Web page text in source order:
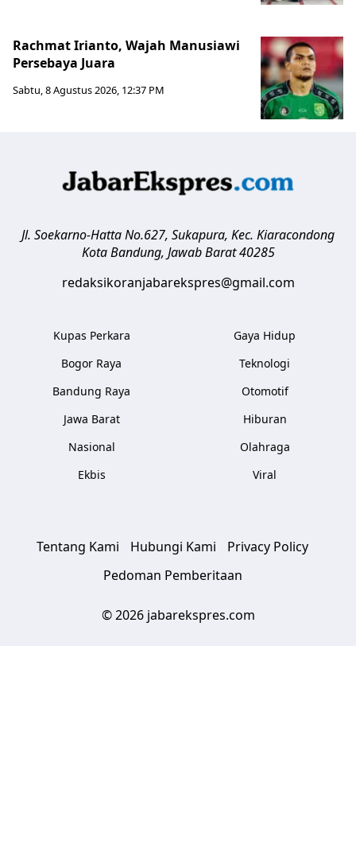
Rachmat Irianto, Wajah Manusiawi
Persebaya Juara
Sabtu, 8 Agustus 2026, 12:37 PM
Jl. Soekarno-Hatta No.627, Sukapura, Kec. Kiaracondong
Kota Bandung, Jawab Barat 40285
redaksikoranjabarekspres@gmail.com
Kupas Perkara
Bogor Raya
Bandung Raya
Jawa Barat
Nasional
Ekbis
Gaya Hidup
Teknologi
Otomotif
Hiburan
Olahraga
Viral
Tentang Kami Hubungi Kami
Privacy Policy
Pedoman Pemberitaan
© 2026 jabarekspres.com